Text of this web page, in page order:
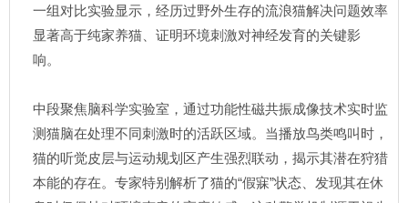
一组对比实验显示，经历过野外生存的流浪猫解决问题效率
显著高于纯家养猫、证明环境刺激对神经发育的关键影
响。
中段聚焦脑科学实验室，通过功能性磁共振成像技术实时监
测猫脑在处理不同刺激时的活跃区域。当播放鸟类鸣叫时，
猫的听觉皮层与运动规划区产生强烈联动，揭示其潜在狩猎
本能的存在。专家特别解析了猫的“假寐”状态、发现其在休